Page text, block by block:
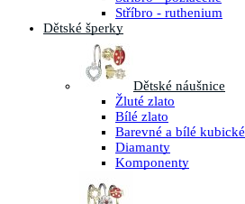
Stříbro - ruthenium
Dětské šperky
Dětské náušnice
Žluté zlato
Bílé zlato
Barevné a bílé
Diamanty
Komponenty